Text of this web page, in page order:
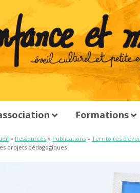
Formations
» Ressources » Publications » Territoires d’éveil
projets pédagogiques